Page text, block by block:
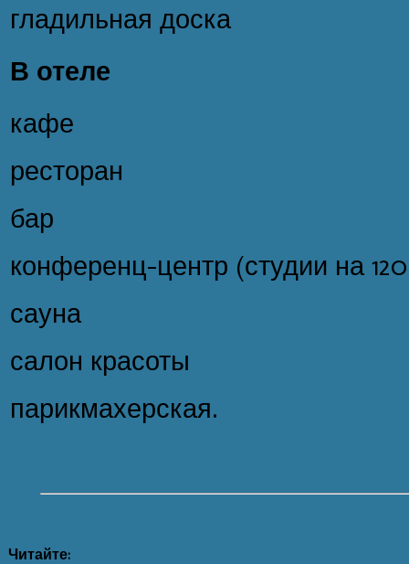
гладильная доска
В отеле
кафе
ресторан
бар
конференц-центр (студии на
сауна
салон красоты
парикмахерская.
Читайте: